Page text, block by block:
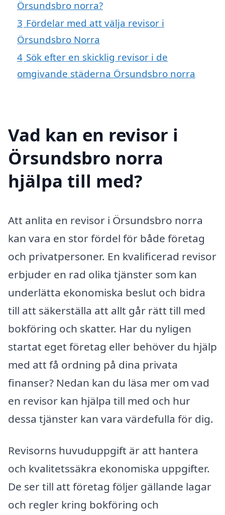
Örsundsbro norra?
3 Fördelar med att välja revisor i
Örsundsbro Norra
4 Sök efter en skicklig revisor i de
omgivande städerna Örsundsbro norra
Vad kan en revisor i
Örsundsbro norra
hjälpa till med?
Att anlita en revisor i Örsundsbro norra
kan vara en stor fördel för både företag
och privatpersoner. En kvalificerad revisor
erbjuder en rad olika tjänster som kan
underlätta ekonomiska beslut och bidra
till att säkerställa att allt går rätt till med
bokföring och skatter. Har du nyligen
startat eget företag eller behöver du hjälp
med att få ordning på dina privata
finanser? Nedan kan du läsa mer om vad
en revisor kan hjälpa till med och hur
dessa tjänster kan vara värdefulla för dig.
Revisorns huvuduppgift är att hantera
och kvalitetssäkra ekonomiska uppgifter.
De ser till att företag följer gällande lagar
och regler kring bokföring och